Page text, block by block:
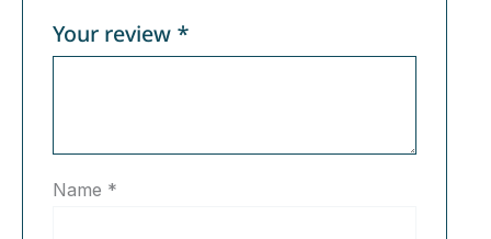
Your review *
Name *